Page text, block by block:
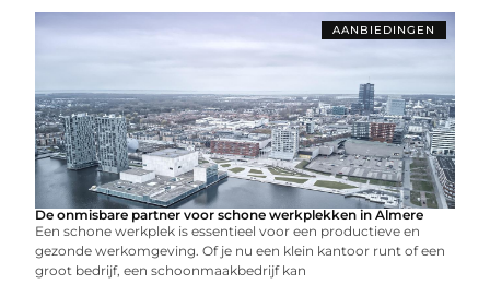
AANBIEDINGEN
De onmisbare partner voor schone werkplekken in Almere
Een schone werkplek is essentieel voor een productieve en
gezonde werkomgeving. Of je nu een klein kantoor runt of een
groot bedrijf, een schoonmaakbedrijf kan